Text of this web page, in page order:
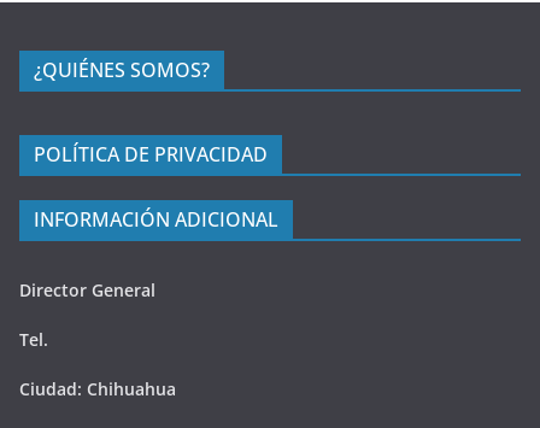
¿QUIÉNES SOMOS?
POLÍTICA DE PRIVACIDAD
INFORMACIÓN ADICIONAL
Director General
Tel.
Ciudad: Chihuahua